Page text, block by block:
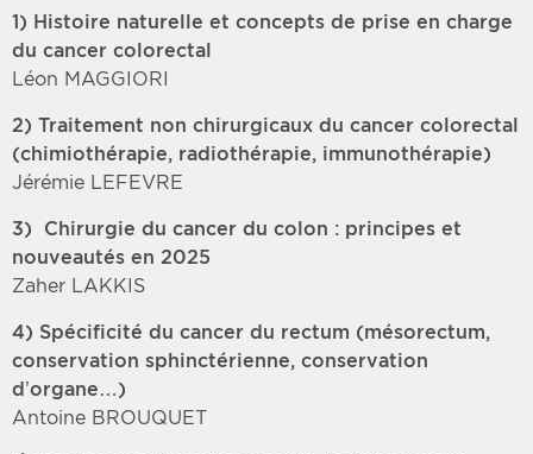
1) Histoire naturelle et concepts de prise en charge
du cancer colorectal
Léon MAGGIORI
2) Traitement non chirurgicaux du cancer colorectal
(chimiothérapie, radiothérapie, immunothérapie)
Jérémie LEFEVRE
3) Chirurgie du cancer du colon : principes et
nouveautés en 2025
Zaher LAKKIS
4) Spécificité du cancer du rectum (mésorectum,
conservation sphinctérienne, conservation
d’organe…)
Antoine BROUQUET